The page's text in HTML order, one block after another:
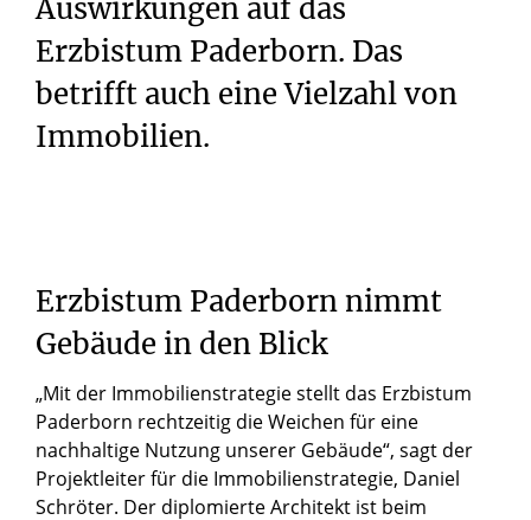
Auswirkungen auf das
Erzbistum Paderborn. Das
betrifft auch eine Vielzahl von
Immobilien.
Erzbistum Paderbornnimmt
Gebäude in den Blick
„Mit der Immobilienstrategie stellt das Erzbistum
Paderborn rechtzeitig die Weichen für eine
nachhaltige Nutzung unserer Gebäude“, sagt der
Projektleiter für die Immobilienstrategie, Daniel
Schröter. Der diplomierte Architekt ist beim